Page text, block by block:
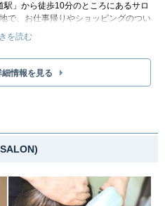
駅」から徒歩10分のところにあるサロ
で、お仕事帰りやショッピングのつい
夜20：00までの営業なので、ちょっ
様のご都合に合わせて営業時間外に対
してみましょう。
ライベートサロンになっているので、
お財布に優しくリーズナブル！ぜひ
を読む
情報を見る